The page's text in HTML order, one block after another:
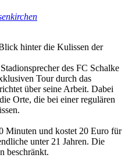
hinter die Kulissen der
des FC Schalke
Tour durch das
über seine Arbeit. Dabei
Orte, die bei einer regulären
Minuten und kostet 20 Euro für
unter 21 Jahren. Die
beschränkt.